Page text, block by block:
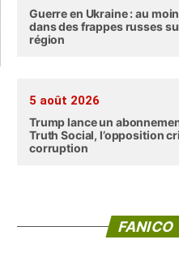
Guerre en Ukraine : au
dans des frappes russes
région
5 août 2026
Trump lance un
Truth Social, l’opposition
corruption
FANICO